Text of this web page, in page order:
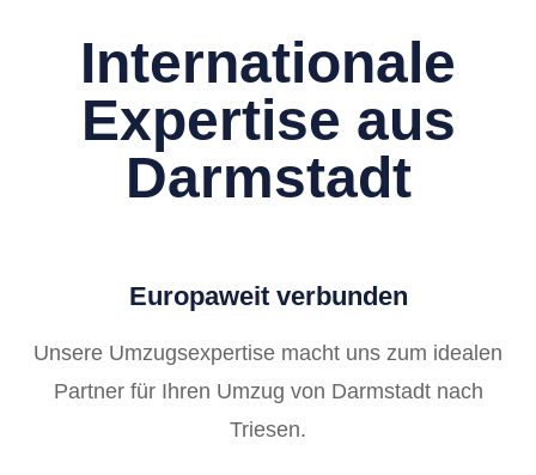
Internationale
Expertise aus
Darmstadt
Europaweit verbunden
Unsere Umzugsexpertise macht uns zum idealen
Partner für Ihren Umzug von Darmstadt nach
Triesen.